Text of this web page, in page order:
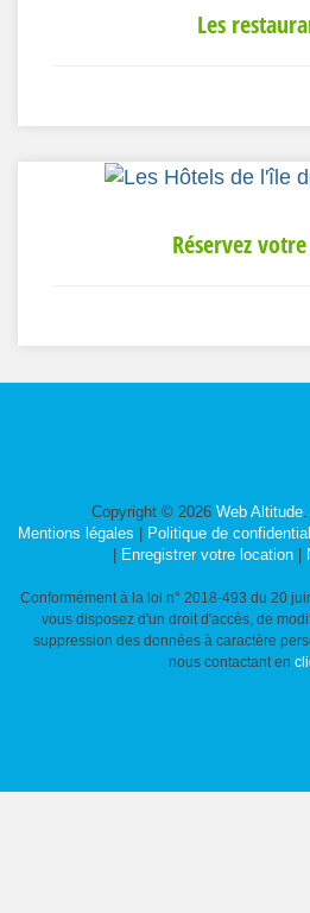
Les
Réservez
Copyright © 2026 Web Altitude
Mentions légales
Politique de
Enregistrer votre location
Conformément à la loi n° 2018-493 du 20
vous disposez d'un droit d'accès, de
suppression des données à caractère
nous contactant en